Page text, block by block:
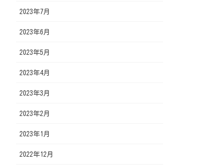
2023年7月
2023年6月
2023年5月
2023年4月
2023年3月
2023年2月
2023年1月
2022年12月